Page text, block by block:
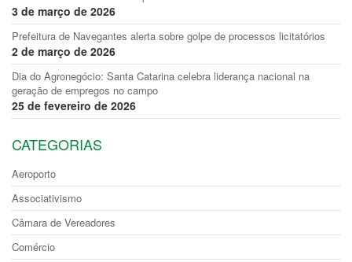
3 de março de 2026
Prefeitura de Navegantes alerta sobre golpe de processos licitatórios
2 de março de 2026
Dia do Agronegócio: Santa Catarina celebra liderança nacional na
geração de empregos no campo
25 de fevereiro de 2026
CATEGORIAS
Aeroporto
Associativismo
Câmara de Vereadores
Comércio